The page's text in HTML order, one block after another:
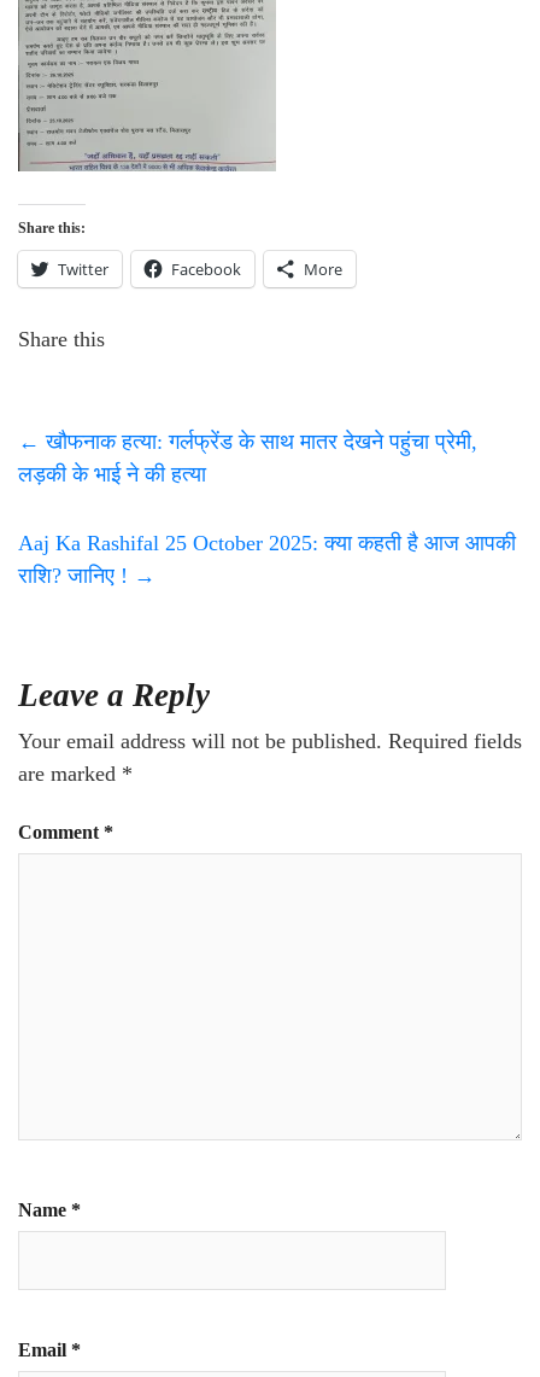
Share this:
Twitter Facebook More
Share this
← खौफनाक हत्या: गर्लफ्रेंड के साथ मातर देखने पहुंचा प्रेमी,
लड़की के भाई ने की हत्या
Aaj Ka Rashifal 25 October 2025: क्या कहती है आज आपकी
राशि? जानिए ! →
Leave a Reply
Your email address will not be published. Required fields
are marked *
Comment *
Name *
Email *